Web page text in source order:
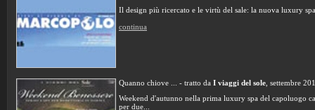
Il design più ricercato e le virtù del sale: la nuova luxury
continua
Quanno chiove ... - tratto da I viaggi del sole , settembre
Weekend d'autunno nella prima luxury spa del capoluogo
per due...